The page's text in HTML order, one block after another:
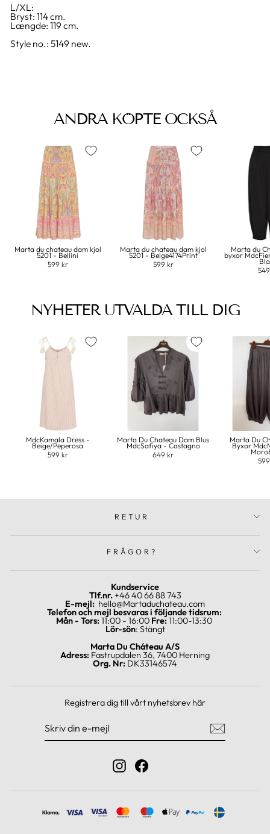
L/XL:
Bryst: 114 cm.
Længde: 119 cm.
Style no.: 5149 new.
ANDRA KÖPTE OCKSÅ
Marta du chateau dam kjol
5201 - Bellini
599 kr
Marta du chateau dam kjol
5201 - Beige4174Print
599 kr
Marta du
byxor
NYHETER UTVALDA TILL DIG
MdcKamala Dress -
Beige/Peperosa
599 kr
Marta Du Chateau Dam Blus
MdcSafiya - Castagno
649 kr
Marta Du
Byxor
RETUR
FRÅGOR?
Kundservice
Tlf.nr.+46 40 66 88 743
E-mejl: hello@Martaduchateau.com
Telefon och mejl besvaras i följande tidsrum:
Mån - Tors:11:00 - 16:00 Fre:11:00-13:30
Lör-sön: Stängt
Marta Du Cháteau A/S
Adress: Fastrupdalen 36, 7400 Herning
Org. Nr: DK33146574
Registrera dig till vårt nyhetsbrev här
InstagramFacebook